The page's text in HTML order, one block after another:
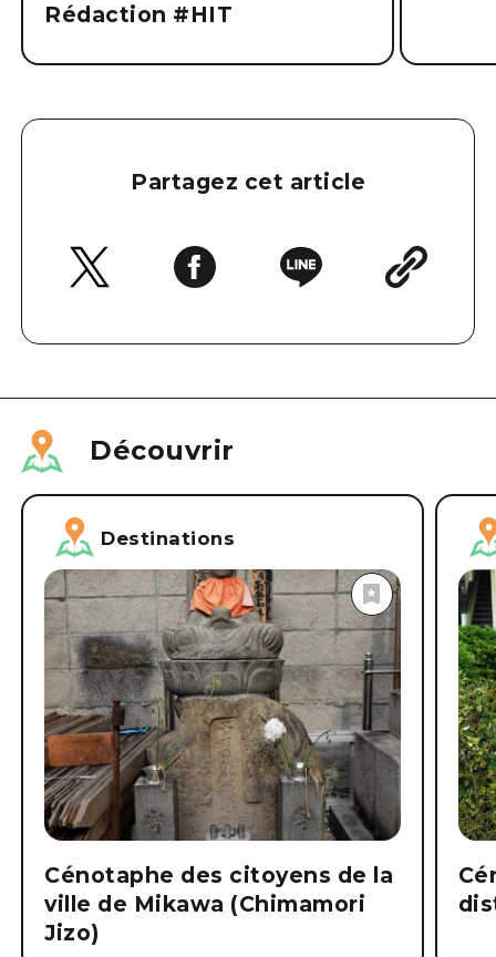
Rédaction #HIT
Partagez cet article
Découvrir
Destinations
Cénotaphe des citoyens de la
ville de Mikawa (Chimamori
Jizo)